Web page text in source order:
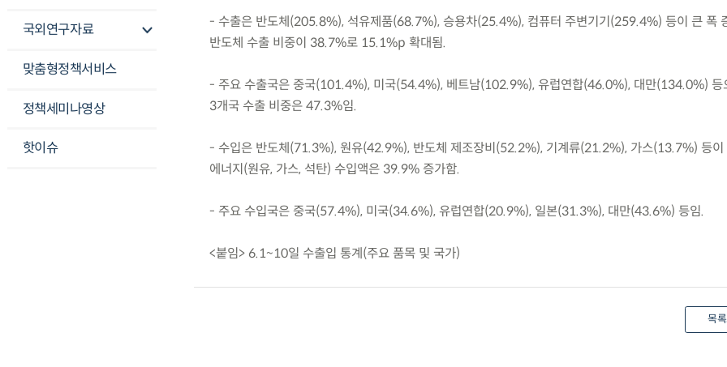
국외연구자료
맞춤형정책서비스
정책세미나영상
핫이슈
- 수출은 반도체(205.8%), 석유제품(68.7%), 승용차(25.4%), 컴퓨터 주변기기(259.4%) 등이 큰 폭
반도체 수출 비중이 38.7%로 15.1%p 확대됨.
- 주요 수출국은 중국(101.4%), 미국(54.4%), 베트남(102.9%), 유럽연합(46.0%), 대만(134.0%) 등
3개국 수출 비중은 47.3%임.
- 수입은 반도체(71.3%), 원유(42.9%), 반도체 제조장비(52.2%), 기계류(21.2%), 가스(13.7%) 등이
에너지(원유, 가스, 석탄) 수입액은 39.9% 증가함.
- 주요 수입국은 중국(57.4%), 미국(34.6%), 유럽연합(20.9%), 일본(31.3%), 대만(43.6%) 등임.
<붙임> 6.1~10일 수출입 통계(주요 품목 및 국가)
목록